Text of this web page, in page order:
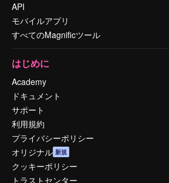
API
モバイルアプリ
すべてのMagnificツール
はじめに
Academy
ドキュメント
サポート
利用規約
プライバシーポリシー
オリジナル 新規
クッキーポリシー
トラストセンター